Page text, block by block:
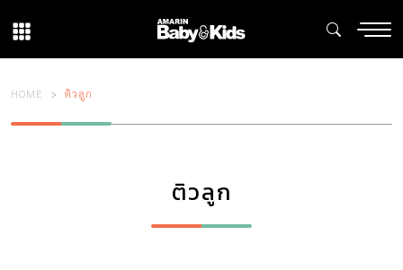
HOME ติวลูก
ติวลูก